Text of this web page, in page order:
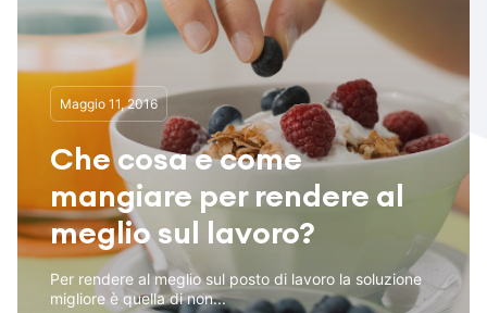
Maggio 11, 2016
Che cosa e come
mangiare per rendere al
meglio sul lavoro?
Per rendere al meglio sul posto di lavoro la soluzione
migliore è quella di non...